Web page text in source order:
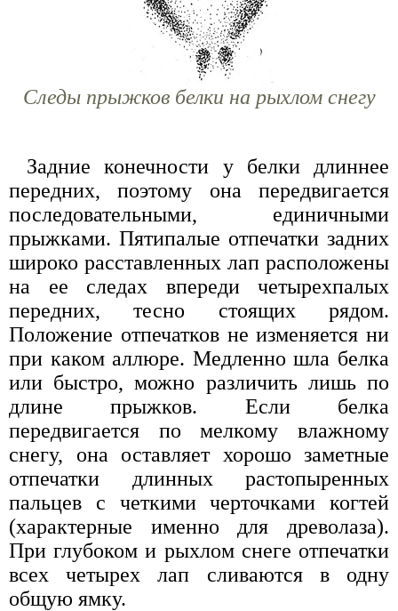
Следы прыжков белки на рыхлом снегу
Задние конечности у белки длиннее
передних, поэтому она передвигается
последовательными, единичными
прыжками. Пятипалые отпечатки задних
широко расставленных лап расположены
на ее следах впереди четырехпалых
передних, тесно стоящих рядом.
Положение отпечатков не изменяется ни
при каком аллюре. Медленно шла белка
или быстро, можно различить лишь по
длине прыжков. Если белка
передвигается по мелкому влажному
снегу, она оставляет хорошо заметные
отпечатки длинных растопыренных
пальцев с четкими черточками когтей
(характерные именно для древолаза).
При глубоком и рыхлом снеге отпечатки
всех четырех лап сливаются в одну
общую ямку.